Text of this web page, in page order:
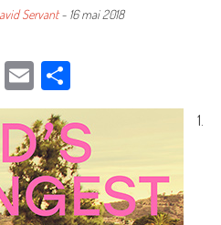
Servant- 16 mai 2018
EmailPartager
1.